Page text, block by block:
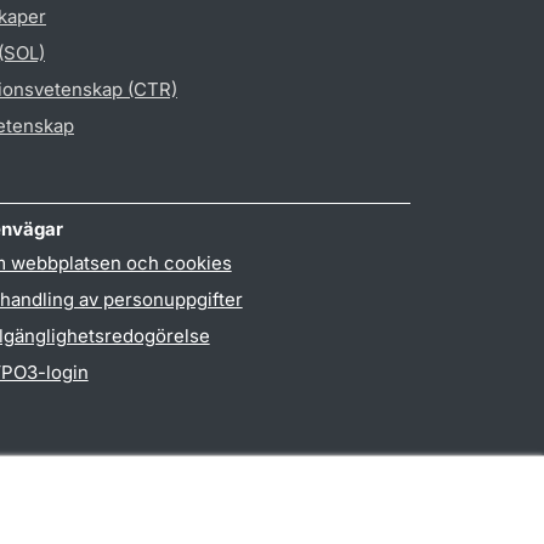
(CTR)
webbplatsen och cookies
av personuppgifter
login